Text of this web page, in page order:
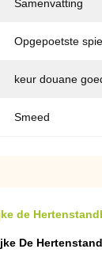
Samenvatting
Opgepoetste
keur douane
Smeed
de
De